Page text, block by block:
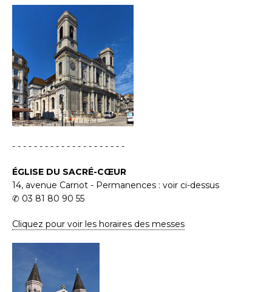
- - - - - - - - - - - - - - - - - - - - -
ÉGLISE DU SACRÉ-CŒUR
14, avenue Carnot - Permanences : voir ci-dessus
✆ 03 81 80 90 55
Cliquez pour voir les horaires des messes